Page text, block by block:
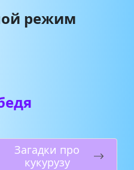
режим
Загадки про
кукурузу